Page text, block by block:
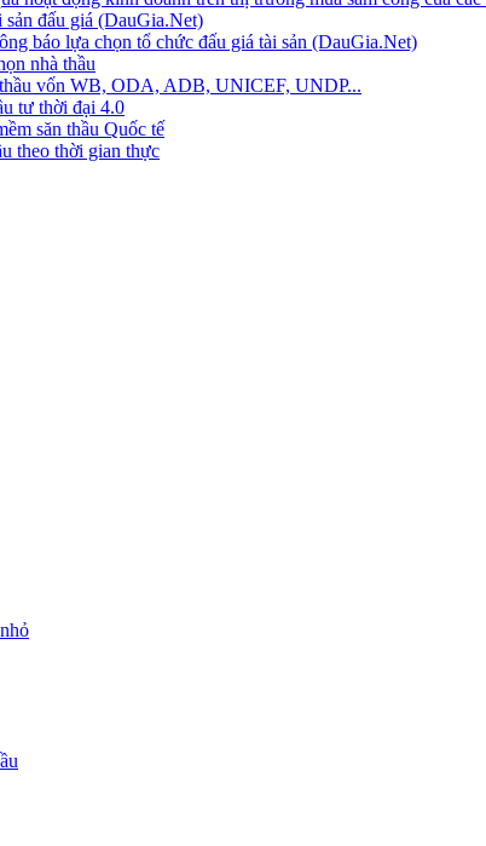
đấu giá (DauGia.Net)
báo lựa chọn tổ chức đấu giá tài sản (DauGia.Net)
nhà thầu
vốn WB, ODA, ADB, UNICEF, UNDP...
tư thời đại 4.0
săn thầu Quốc tế
theo thời gian thực